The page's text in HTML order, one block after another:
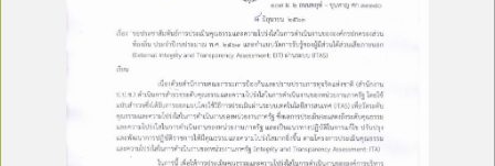
แบบประเมินความพึงพอใจ
กระดานถาม-ตอบ